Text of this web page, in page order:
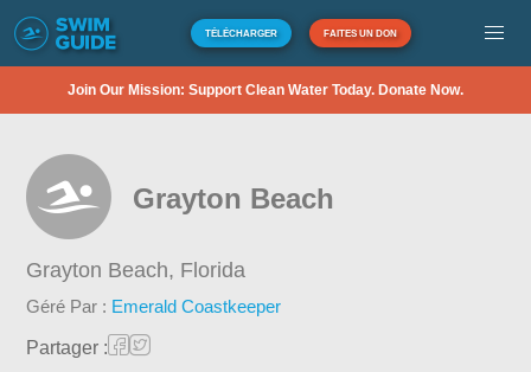
TÉLÉCHARGER FAITES UN DON
Join Our Mission: Support Clean Water Today. Donate Now.
Grayton Beach
Grayton Beach, Florida
Géré Par : Emerald Coastkeeper
Partager :